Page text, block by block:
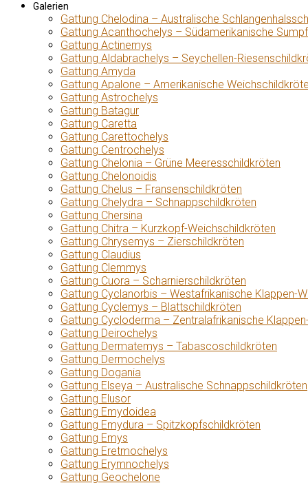
Galerien
Gattung Chelodina – Australische
Gattung Acanthochelys – Südamerikanische
Gattung Actinemys
Gattung Aldabrachelys – Seychellen-
Gattung Amyda
Gattung Apalone – Amerikanische
Gattung Astrochelys
Gattung Batagur
Gattung Caretta
Gattung Carettochelys
Gattung Centrochelys
Gattung Chelonia – Grüne Meeresschildkröten
Gattung Chelonoidis
Gattung Chelus – Fransenschildkröten
Gattung Chelydra – Schnappschildkröten
Gattung Chersina
Gattung Chitra – Kurzkopf-Weichschildkröten
Gattung Chrysemys – Zierschildkröten
Gattung Claudius
Gattung Clemmys
Gattung Cuora – Scharnierschildkröten
Gattung Cyclanorbis – Westafrikanische Klappen-
Gattung Cyclemys – Blattschildkröten
Gattung Cycloderma – Zentralafrikanische
Gattung Deirochelys
Gattung Dermatemys – Tabascoschildkröten
Gattung Dermochelys
Gattung Dogania
Gattung Elseya – Australische Schnappschildkröten
Gattung Elusor
Gattung Emydoidea
Gattung Emydura – Spitzkopfschildkröten
Gattung Emys
Gattung Eretmochelys
Gattung Erymnochelys
Gattung Geochelone